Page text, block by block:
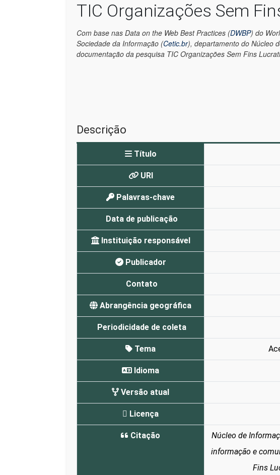
TIC Organizações Sem
Com base nas Data on the Web Best Practices (DWBP) do
Sociedade da Informação (Cetic.br), departamento do Núcleo
documentação da pesquisa TIC Organizações Sem Fins
Descrição
Título
URI
Palavras-chave
Data de publicação
Instituição responsável
Publicador
Contato
Abrangência geográfica
Periodicidade de coleta
Tema
Idioma
Versão atual
Licença
Citação
Núcleo de
informação e
Fins